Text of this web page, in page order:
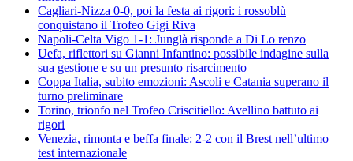
Cagliari-Nizza 0-0, poi la festa ai rigori: i rossoblù
conquistano il Trofeo Gigi Riva
Napoli-Celta Vigo 1-1: Junglà risponde a Di Lo renzo
Uefa, riflettori su Gianni Infantino: possibile indagine sulla
sua gestione e su un presunto risarcimento
Coppa Italia, subito emozioni: Ascoli e Catania superano il
turno preliminare
Torino, trionfo nel Trofeo Criscitiello: Avellino battuto ai
rigori
Venezia, rimonta e beffa finale: 2-2 con il Brest nell’ultimo
test internazionale